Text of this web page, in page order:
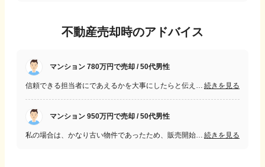
不動産売却時のアドバイス
マンション 780万円で売却 / 50代男性
続きを見る
マンション 950万円で売却 / 50代男性
続きを見る